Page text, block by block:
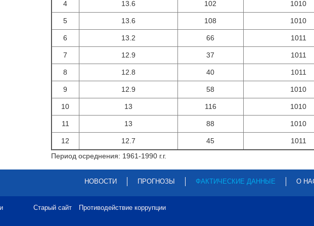
4 13.6 102 1010
5 13.6 108 1010
6 13.2 66 1011
7 12.9 37 1011
8 12.8 40 1011
9 12.9 58 1010
10 13 116 1010
11 13 88 1010
12 12.7 45
1011
Период осреднения: 1961-1990 г.г.
НОВОСТИ ПРОГНОЗЫ ФАКТИЧЕСКИЕ ДАННЫЕ О
Старый сайт Противодействие коррупции